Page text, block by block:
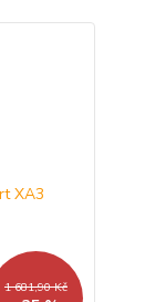
1 681,90 Kč